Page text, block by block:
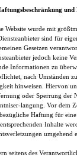
und
Website wurde mit
sind für
Gesetzen
jedoch keine
Informationen zu
nach Umständen
hinweisen. Hiervon
oder Sperrung der
langung. Vor dem
Haftung für
Inhalte
umgehend
seitens des